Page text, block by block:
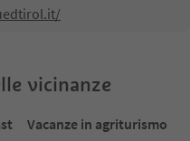
vicinanze
Vacanze in agriturismo